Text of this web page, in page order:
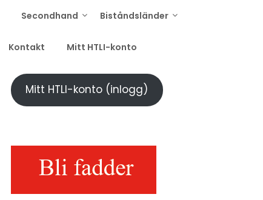
Secondhand Biståndsländer
Kontakt Mitt HTLI-konto
Mitt HTLI-konto (inlogg)